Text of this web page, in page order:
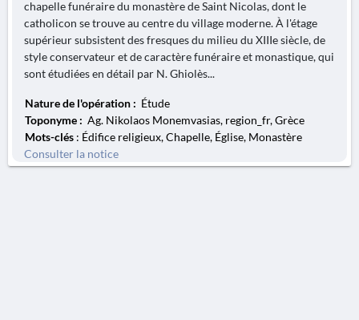
chapelle funéraire du monastère de Saint Nicolas, dont le
catholicon se trouve au centre du village moderne. À l'étage
supérieur subsistent des fresques du milieu du XIIIe siècle, de
style conservateur et de caractère funéraire et monastique, qui
sont étudiées en détail par N. Ghiolès...
Nature de l'opération : Étude
Toponyme : Ag. Nikolaos Monemvasias, region_fr, Grèce
Mots-clés : Édifice religieux, Chapelle, Église, Monastère
Consulter la notice